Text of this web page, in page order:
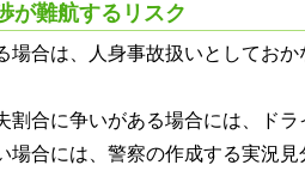
難航するリスク
場合は、人身事故扱いとしておか
割合に争いがある場合には、ド
場合には、警察の作成する実況